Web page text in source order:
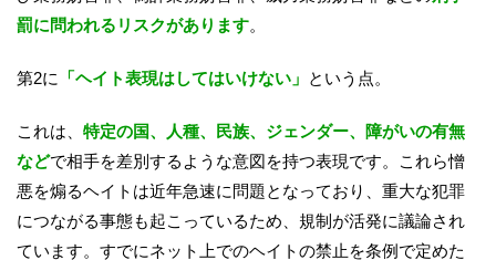
罰に問われるリスクがあります。
第2に 「ヘイト表現はしてはいけない」 という点。
これは、 特定の国、人種、民族、ジェンダー、障がいの有無
などで相手を差別するような意図を持つ表現です。これら憎
悪を煽るヘイトは近年急速に問題となっており、重大な犯罪
につながる事態も起こっているため、規制が活発に議論され
ています。すでにネット上でのヘイトの禁止を条例で定めた